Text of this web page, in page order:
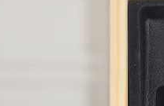
chose d’unique en